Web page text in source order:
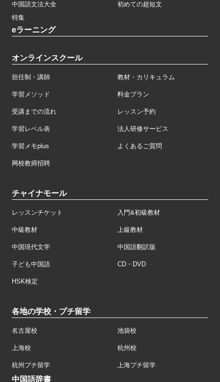
中国語文法大全
初めての超短文
特集
eラーニング
オンラインスクール
担任制・講師 教材・カリキュラム
学習メソッド 料金プラン
受講までの流れ レッスン予約
学習レベル表 法人研修サービス
学習メモplus よくあるご質問
网校教师招聘
チャイナモール
レッスンチケット 入門&初級教材
中級教材 上級教材
中国現代文学 中国語翻訳版
子ども中国語 CD・DVD
HSK検定
各地の学校・プチ留学
名古屋校 池袋校
上海校 杭州校
杭州プチ留学 上海プチ留学
中国語辞書